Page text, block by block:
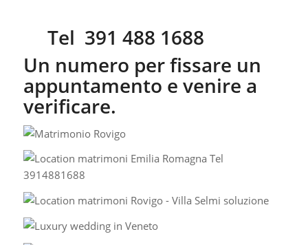
Tel 391 488 1688
Un numero per fissare un
appuntamento e venire a
verificare.